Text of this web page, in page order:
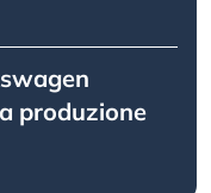
produzione